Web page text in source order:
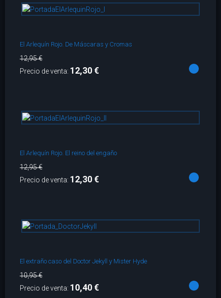
El Arlequín Rojo. De Máscaras y Cromas
12,95 €
Precio de venta: 12,30 €
El Arlequín Rojo. El reino del engaño
12,95 €
Precio de venta: 12,30 €
El extraño caso del Doctor Jekyll y Mister Hyde
10,95 €
Precio de venta: 10,40 €